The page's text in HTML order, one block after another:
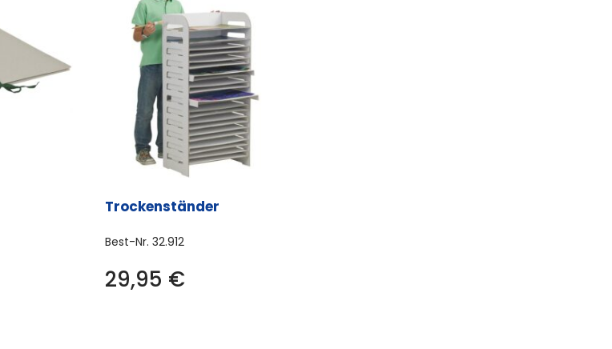
Trockenständer
Best-Nr. 32.912
29,95 €